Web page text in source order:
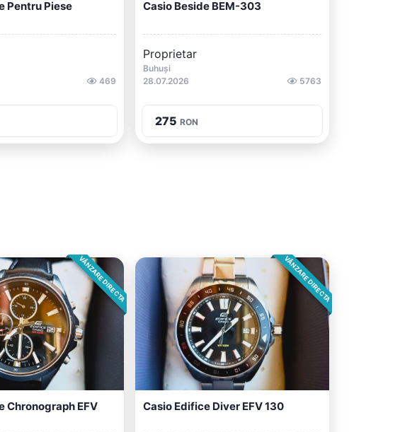
Pentru Piese
469
Casio Beside BEM-303
Proprietar
Buhuși
28.07.2026
5763
275 RON
VÂNZARE DIRECTA
Chronograph EFV
VÂNZARE DIRECTA
Casio Edifice Diver EFV 130